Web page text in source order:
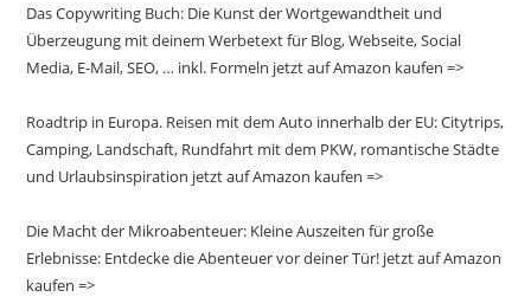
Das Copywriting Buch: Die Kunst der Wortgewandtheit und
Überzeugung mit deinem Werbetext für Blog, Webseite, Social
Media, E-Mail, SEO, … inkl. Formeln jetzt auf Amazon kaufen =>
Roadtrip in Europa. Reisen mit dem Auto innerhalb der EU: Citytrips,
Camping, Landschaft, Rundfahrt mit dem PKW, romantische Städte
und Urlaubsinspiration jetzt auf Amazon kaufen =>
Die Macht der Mikroabenteuer: Kleine Auszeiten für große
Erlebnisse: Entdecke die Abenteuer vor deiner Tür! jetzt auf Amazon
kaufen =>